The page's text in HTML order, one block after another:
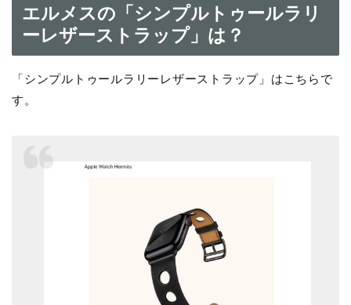
エルメスの「シンプルトゥールラリ
ーレザーストラップ」は？
「シンプルトゥールラリーレザーストラップ」はこちらで
す。